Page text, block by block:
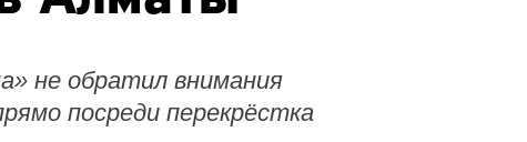
не обратил внимания
посреди перекрёстка